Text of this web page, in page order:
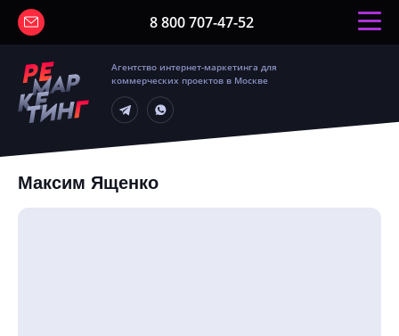
8 800 707-47-52
Агентство интернет-маркетинга для
коммерческих проектов в Москве
Максим Ященко